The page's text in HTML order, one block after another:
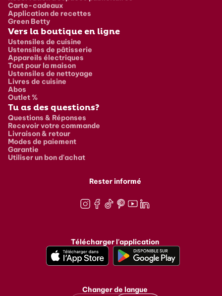
Carte-cadeaux
Application de recettes
Green Betty
Vers la boutique en ligne
Ustensiles de cuisine
Ustensiles de pâtisserie
Appareils électriques
Tout pour la maison
Ustensiles de nettoyage
Livres de cuisine
Abos
Outlet %
Tu as des questions?
Questions & Réponses
Recevoir votre commande
Livraison & retour
Modes de paiement
Garantie
Utiliser un bon d'achat
Rester informé
Télécharger l'application
Changer de langue